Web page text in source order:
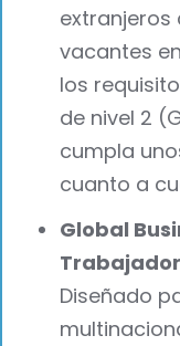
extranjeros
vacantes
los
de nivel 2
cumpla
cuanto a
Global
Diseñado